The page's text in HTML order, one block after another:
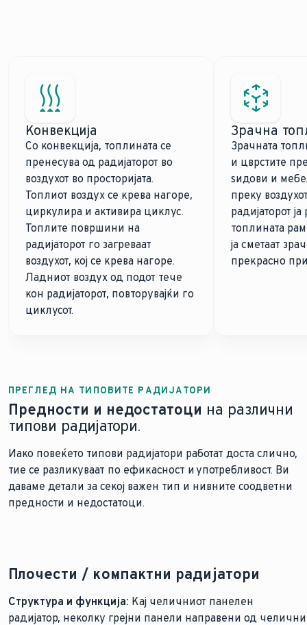
Конвекција
Со конвекција, топлината се
пренесува од радијаторот во
воздухот во просторијата.
Топлиот воздух се крева нагоре,
циркулира и активира циклус.
Топлите површини на
радијаторот го загреваат
воздухот, кој се крева нагоре.
Ладниот воздух од подот тече
кон радијаторот, повторувајќи го
циклусот.
Зрачна
Зрачната
и цврстите
ѕидови и
преку
радијаторот
топлината
ја сметаат
прекрасно
ПРЕГЛЕД НА ТИПОВИТЕ РАДИЈАТОРИ
Предности и недостатоци на различни
типови радијатори.
Иако повеќето типови радијатори работат доста слично,
тие се разликуваат по ефикасност и употребливост. Ви
даваме детали за секој важен тип и нивните соодветни
предности и недостатоци.
Плочести / компактни радијатори
Структура и функција: Кај челичниот панелен
радијатор, неколку грејни панели направени од челични